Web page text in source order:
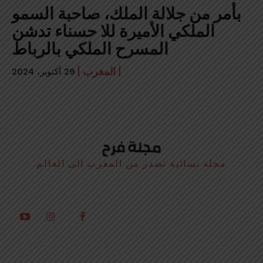
بأمر من جلالة الملك، صاحبة السمو
الملكي الأميرة للا حسناء تدشن
المسرح الملكي بالرباط
المغرب 29 أكتوبر، 2024
مجلة نسائية تصدر من المغرب الى العالم